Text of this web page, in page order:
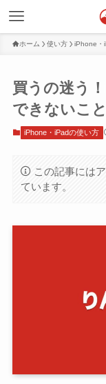
ホーム 使い方 iPhone・
買うの迷う
できないこ
iPhone・iPadの使い方
この記事には
ています。